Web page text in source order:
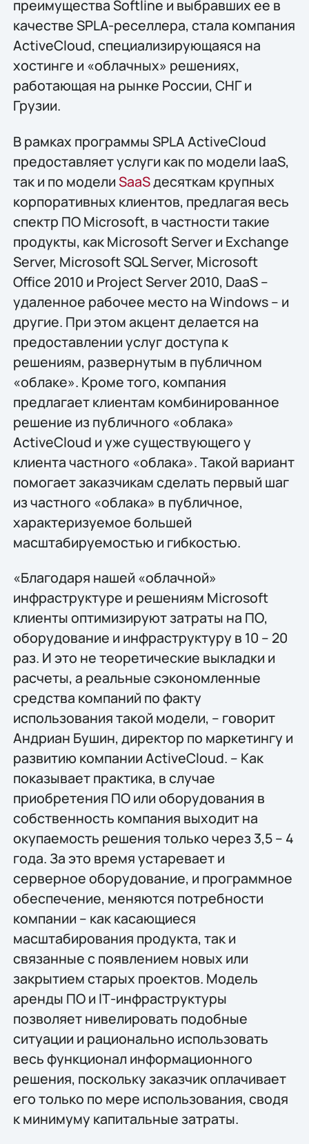
преимущества Softline и выбравших ее в
качестве SPLA-реселлера, стала компания
ActiveCloud, специализирующаяся на
хостинге и «облачных» решениях,
работающая на рынке России, СНГ и
Грузии.
В рамках программы SPLA ActiveCloud
предоставляет услуги как по модели IaaS,
так и по моделиSaaSдесяткам крупных
корпоративных клиентов, предлагая весь
спектр ПО Microsoft, в частности такие
продукты, как Microsoft Server и Exchange
Server, Microsoft SQL Server, Microsoft
Office 2010 и Project Server 2010, DааS –
удаленное рабочее место на Windows – и
другие. При этом акцент делается на
предоставлении услуг доступа к
решениям, развернутым в публичном
«облаке». Кроме того, компания
предлагает клиентам комбинированное
решение из публичного «облака»
ActiveCloud и уже существующего у
клиента частного «облака». Такой вариант
помогает заказчикам сделать первый шаг
из частного «облака» в публичное,
характеризуемое большей
масштабируемостью и гибкостью.
«Благодаря нашей «облачной»
инфраструктуре и решениям Microsoft
клиенты оптимизируют затраты на ПО,
оборудование и инфраструктуру в 10 – 20
раз. И это не теоретические выкладки и
расчеты, а реальные сэкономленные
средства компаний по факту
использования такой модели, – говорит
Андриан Бушин, директор по маркетингу и
развитию компании ActiveCloud. – Как
показывает практика, в случае
приобретения ПО или оборудования в
собственность компания выходит на
окупаемость решения только через 3,5 – 4
года. За это время устаревает и
серверное оборудование, и программное
обеспечение, меняются потребности
компании – как касающиеся
масштабирования продукта, так и
связанные с появлением новых или
закрытием старых проектов. Модель
аренды ПО и IТ-инфраструктуры
позволяет нивелировать подобные
ситуации и рационально использовать
весь функционал информационного
решения, поскольку заказчик оплачивает
его только по мере использования, сводя
к минимуму капитальные затраты.